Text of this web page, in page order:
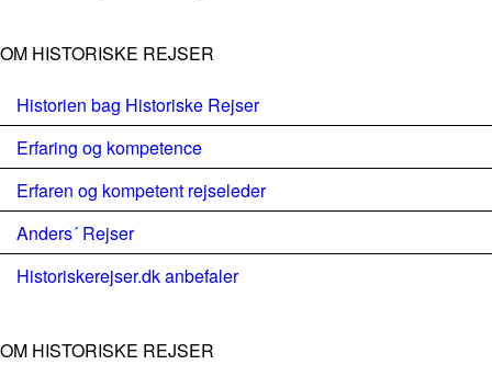
OM HISTORISKE REJSER
Historien bag Historiske Rejser
Erfaring og kompetence
Erfaren og kompetent rejseleder
Anders´ Rejser
Historiskerejser.dk anbefaler
OM HISTORISKE REJSER